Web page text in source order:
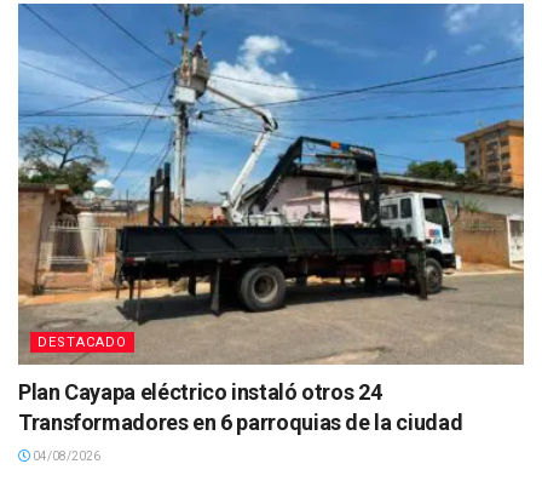
DESTACADO
Plan Cayapa eléctrico instaló otros 24
Transformadores en 6 parroquias de la ciudad
04/08/2026